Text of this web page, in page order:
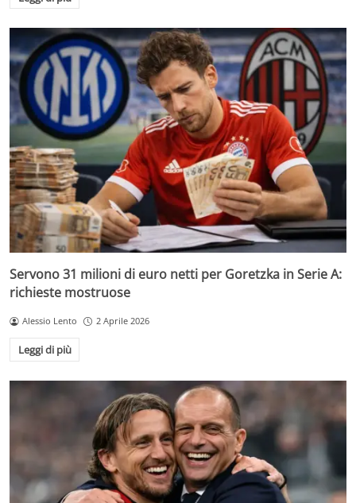
Servono 31 milioni di euro netti per Goretzka in Serie A:
richieste mostruose
Alessio Lento 2 Aprile 2026
Leggi di più